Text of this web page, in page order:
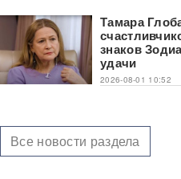
Тамара
знаков
удачи
2026-08-01 10:52
Все новости раздела